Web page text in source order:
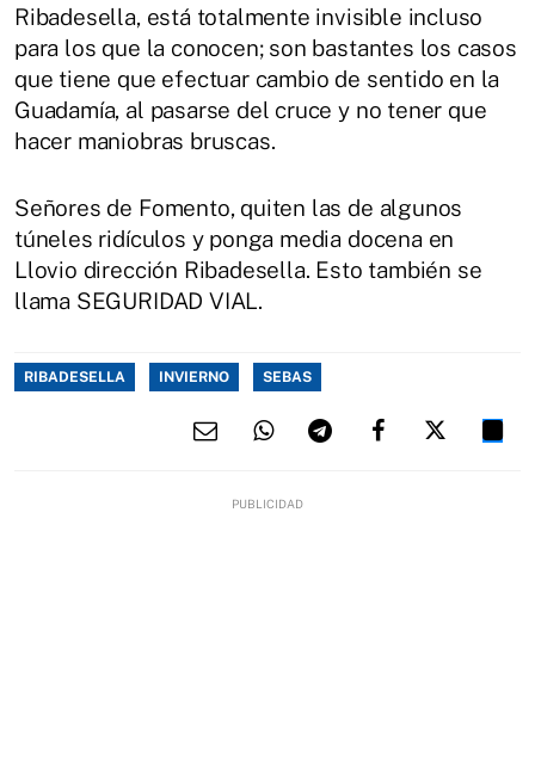
Ribadesella, está totalmente invisible incluso
para los que la conocen; son bastantes los casos
que tiene que efectuar cambio de sentido en la
Guadamía, al pasarse del cruce y no tener que
hacer maniobras bruscas.
Señores de Fomento, quiten las de algunos
túneles ridículos y ponga media docena en
Llovio dirección Ribadesella. Esto también se
llama SEGURIDAD VIAL.
RIBADESELLA INVIERNO SEBAS